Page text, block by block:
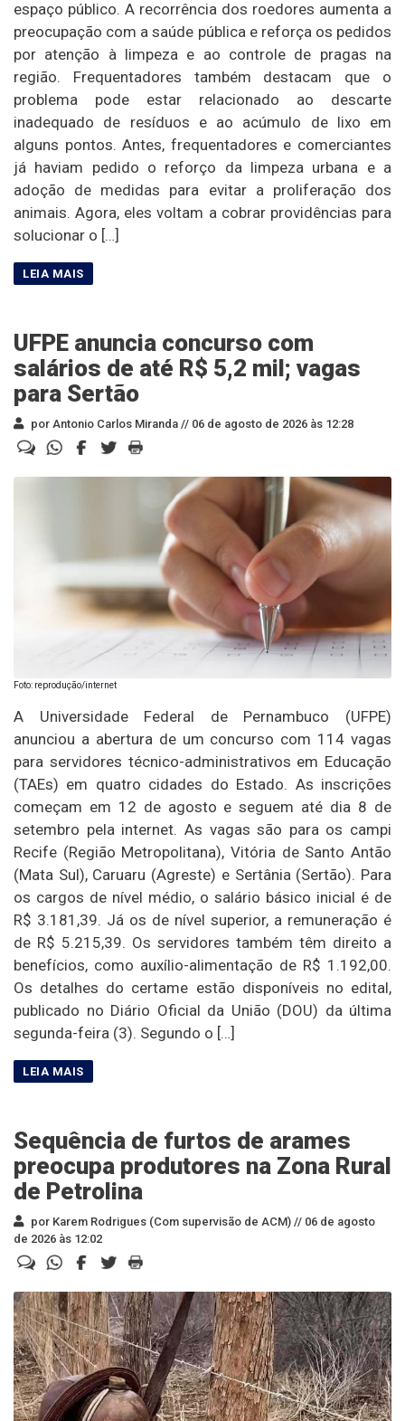
espaço público. A recorrência dos roedores aumenta a
preocupação com a saúde pública e reforça os pedidos
por atenção à limpeza e ao controle de pragas na
região. Frequentadores também destacam que o
problema pode estar relacionado ao descarte
inadequado de resíduos e ao acúmulo de lixo em
alguns pontos. Antes, frequentadores e comerciantes
já haviam pedido o reforço da limpeza urbana e a
adoção de medidas para evitar a proliferação dos
animais. Agora, eles voltam a cobrar providências para
solucionar o […]
UFPE anuncia concurso com
salários de até R$ 5,2 mil; vagas
para Sertão
por Antonio Carlos Miranda // 06 de agosto de 2026 às 12:28
Foto: reprodução/internet
A Universidade Federal de Pernambuco (UFPE)
anunciou a abertura de um concurso com 114 vagas
para servidores técnico-administrativos em Educação
(TAEs) em quatro cidades do Estado. As inscrições
começam em 12 de agosto e seguem até dia 8 de
setembro pela internet. As vagas são para os campi
Recife (Região Metropolitana), Vitória de Santo Antão
(Mata Sul), Caruaru (Agreste) e Sertânia (Sertão). Para
os cargos de nível médio, o salário básico inicial é de
R$ 3.181,39. Já os de nível superior, a remuneração é
de R$ 5.215,39. Os servidores também têm direito a
benefícios, como auxílio-alimentação de R$ 1.192,00.
Os detalhes do certame estão disponíveis no edital,
publicado no Diário Oficial da União (DOU) da última
segunda-feira (3). Segundo o […]
Sequência de furtos de arames
preocupa produtores na Zona Rural
de Petrolina
por Karem Rodrigues (Com supervisão de ACM) // 06 de agosto
de 2026 às 12:02